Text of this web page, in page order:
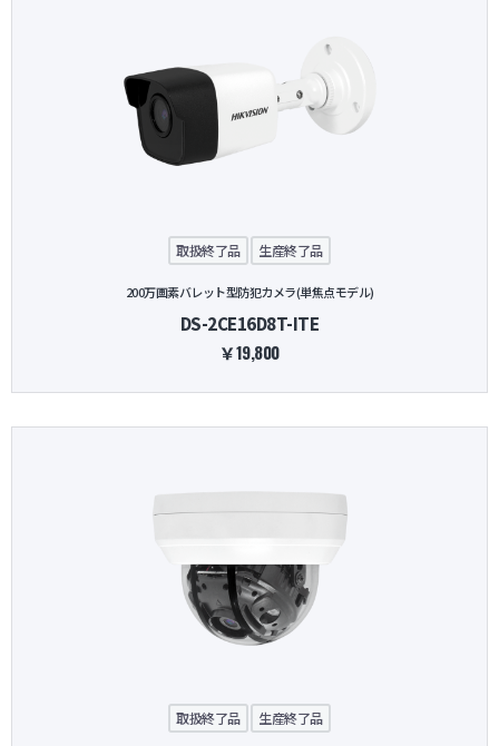
取扱終了品 生産終了品
200万画素バレット型防犯カメラ(単焦点モデル)
DS-2CE16D8T-ITE
￥19,800
取扱終了品 生産終了品